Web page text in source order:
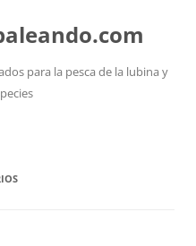
para la pesca de la lubina y